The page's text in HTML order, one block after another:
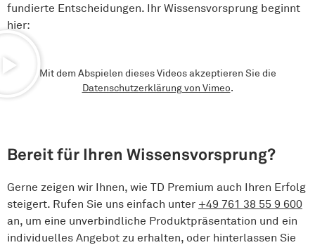
fundierte Entscheidungen. Ihr Wissensvorsprung beginnt
hier:
Mit dem Abspielen dieses Videos akzeptieren Sie die
Datenschutzerklärung von Vimeo.
Bereit für Ihren Wissensvorsprung?
Gerne zeigen wir Ihnen, wie TD Premium auch Ihren Erfolg
steigert. Rufen Sie uns einfach unter +49 761 38 55 9 600
an, um eine unverbindliche Produkt­präsentation und ein
indivi­duelles Angebot zu erhalten, oder hinterlassen Sie